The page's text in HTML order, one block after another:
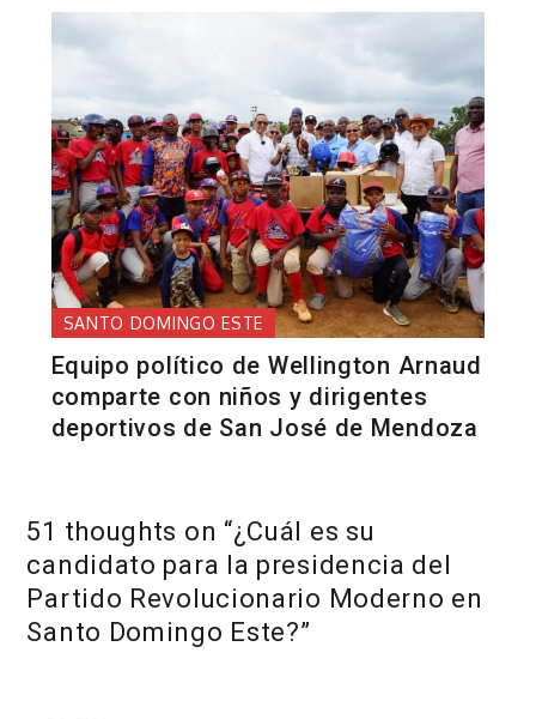
SANTO DOMINGO ESTE
Equipo político de Wellington Arnaud
comparte con niños y dirigentes
deportivos de San José de Mendoza
51 thoughts on “¿Cuál es su
candidato para la presidencia del
Partido Revolucionario Moderno en
Santo Domingo Este?”